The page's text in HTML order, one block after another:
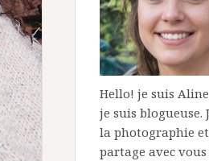
Hello! je suis
je suis blogueuse.
la photographie
partage avec